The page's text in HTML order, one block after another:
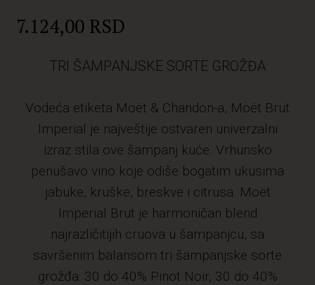
7.124,00 RSD
TRI ŠAMPANJSKE SORTE GROŽĐA
Vodeća etiketa Moët & Chandon-a, Moët Brut
Imperial je najveštije ostvaren univerzalni
izraz stila ove šampanj kuće. Vrhunsko
penušavo vino koje odiše bogatim ukusima
jabuke, kruške, breskve i citrusa. Moët
Imperial Brut je harmoničan blend
najrazličitijih cruova u šampanjcu, sa
savršenim balansom tri šampanjske sorte
grožđa: 30 do 40% Pinot Noir, 30 do 40%